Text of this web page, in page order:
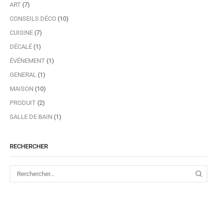
ART (7)
CONSEILS DÉCO (10)
CUISINE (7)
DÉCALÉ (1)
ÉVÉNEMENT (1)
GENERAL (1)
MAISON (10)
PRODUIT (2)
SALLE DE BAIN (1)
RECHERCHER